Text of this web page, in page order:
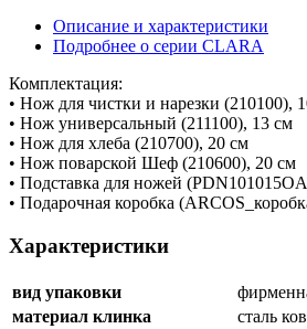
Описание и характеристики
Подробнее о серии CLARA
Комплектация:
• Нож для чистки и нарезки (210100),
• Нож универсальный (211100), 13 см
• Нож для хлеба (210700), 20 см
• Нож поварской Шеф (210600), 20 см
• Подставка для ножей
• Подарочная коробка
Характеристики
вид упаковки
материал клинка
сталь